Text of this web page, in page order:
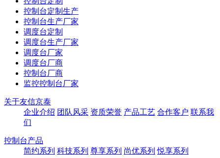
控制台定制生产
控制台生产厂家
调度台定制
调度台生产厂家
调度台厂家
调度台厂商
控制台厂商
监控控制台厂家
关于友信京泰
企业介绍 团队风采 资质荣誉 产品工艺 合作客户 联系我
们
控制台产品
简约系列 科技系列 尊享系列 尚优系列 悦享系列